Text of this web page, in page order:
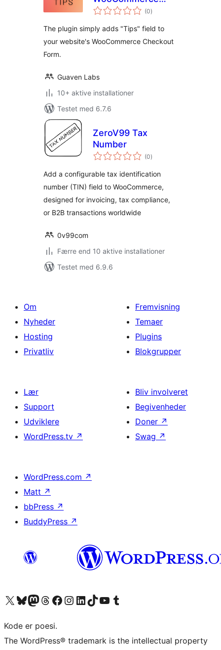
Checkout
(0totale
bedømmelser
)
The plugin simply adds "Tips" field to
your website's WooCommerce Checkout
Form.
Guaven Labs
10+ aktive installationer
Testet med 6.7.6
ZeroV99 Tax
Number
(0totale
bedømmelser
)
Add a configurable tax identification
number (TIN) field to WooCommerce,
designed for invoicing, tax compliance,
or B2B transactions worldwide
0v99com
Færre end 10 aktive installationer
Testet med 6.9.6
Om
Nyheder
Hosting
Privatliv
Fremvisning
Temaer
Plugins
Blokgrupper
Lær
Support
Udviklere
WordPress.tv ↗
Bliv involveret
Begivenheder
Doner ↗
Swag ↗
WordPress.com ↗
Matt ↗
bbPress ↗
BuddyPress ↗
Besøg vores X (tidligere Twitter) konto
Besøg vores Bluesky-konto
Besøg vores Mastodon konto
Besøg vores Threads-konto
Besøg vores Facebook sideBesøg vores Instagram konto
Besøg vores LinkedIn konto
Besøg vores TikTok-konto
Besøg vores YouTube-kanalBesøg vores Tumblr-konto
Kode er poesi.
The WordPress® trademark is the intellectual property